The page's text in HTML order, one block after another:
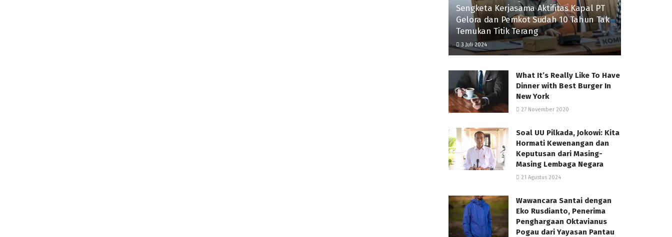
Sengketa Kerjasama Aktifitas Kapal PT
Gelora dan Pemkot Sudah 10 Tahun Tak
Temukan Titik Terang
3 Juli 2024
What It’s Really Like To Have
Dinner with Best Burger In
New York
27 November 2020
Soal UU Pilkada, Jokowi: Kita
Hormati Kewenangan dan
Keputusan dari Masing-
Masing Lembaga Negara
21 Agustus 2024
Wawancara Santai dengan
Eko Rusdianto, Penerima
Penghargaan Oktavianus
Pogau dari Yayasan Pantau